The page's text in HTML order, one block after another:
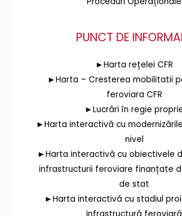
PUNCT DE
►Harta rețelei CFR
►Harta – Cresterea mobilitatii
feroviara CFR
►Lucrări în regie
►Harta interactivă cu
nivel
►Harta interactivă cu obiectivele
infrastructurii feroviare finanțate
de stat
►Harta interactivă cu stadiul